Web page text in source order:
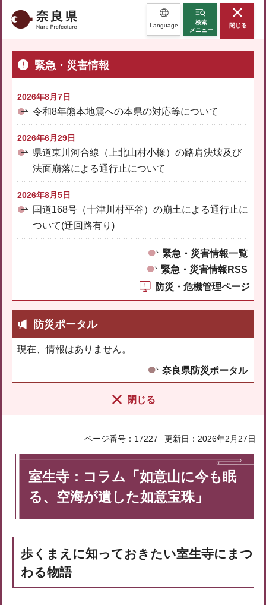
奈良県 Language
検索
メニュー
閉じる
緊急・災害情報
2026年8月7日
令和8年熊本地震への本県の対応等について
2026年6月29日
県道東川河合線（上北山村小橡）の路肩決壊及び
法面崩落による通行止について
2026年8月5日
国道168号（十津川村平谷）の崩土による通行止に
ついて(迂回路有り)
緊急・災害情報一覧
緊急・災害情報RSS
防災・危機管理ページ
防災ポータル
現在、情報はありません。
奈良県防災ポータル
閉じる
ページ番号：17227 更新日：2026年2月27日
室生寺：コラム「如意山に今も眠
る、空海が遺した如意宝珠」
歩くまえに知っておきたい室生寺にまつ
わる物語